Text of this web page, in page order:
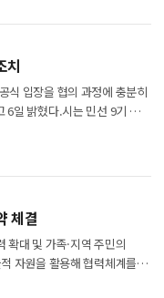
치
식 입장을 협의 과정에 충분히
일 밝혔다.시는 민선 9기 출범
체결
대 및 가족·지역 주민의
자원을 활용해 협력체계를